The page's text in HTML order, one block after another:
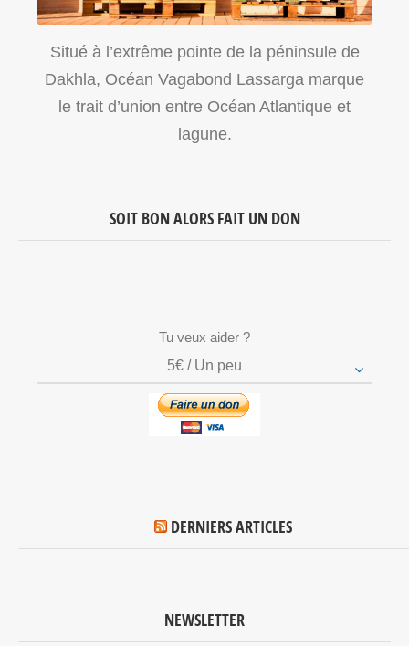
Situé à l’extrême pointe de la péninsule de
Dakhla, Océan Vagabond Lassarga marque
le trait d’union entre Océan Atlantique et
lagune.
SOIT BON ALORS FAIT UN DON
Tu veux aider ?
5€ / Un peu
DERNIERS ARTICLES
NEWSLETTER